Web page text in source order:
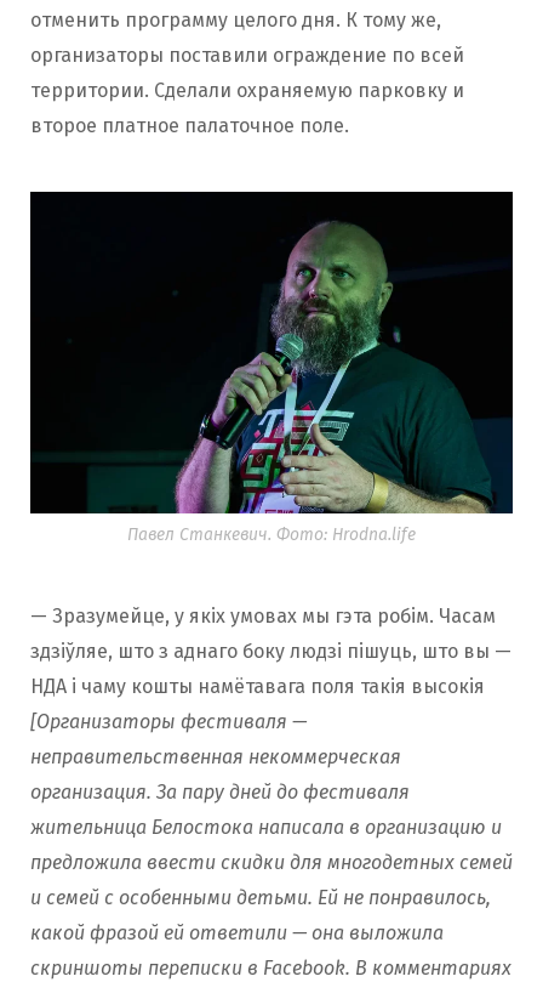
отменить программу целого дня. К тому же,
организаторы поставили ограждение по всей
территории. Сделали охраняемую парковку и
второе платное палаточное поле.
Павел Станкевич. Фото: Hrodna.life
— Зразумейце, у якіх умовах мы гэта робім. Часам
здзіўляе, што з аднаго боку людзі пішуць, што вы —
НДА і чаму кошты намётавага поля такія высокія
[Организаторы фестиваля —
неправительственная некоммерческая
организация. За пару дней до фестиваля
жительница Белостока написала в организацию и
предложила ввести скидки для многодетных семей
и семей с особенными детьми. Ей не понравилось,
какой фразой ей ответили — она выложила
скриншоты переписки в Facebook. В комментариях